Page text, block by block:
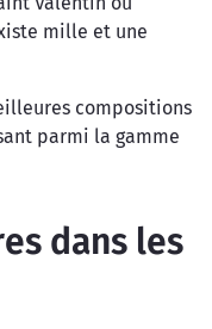
mille et une
compositions
parmi la gamme
dans les